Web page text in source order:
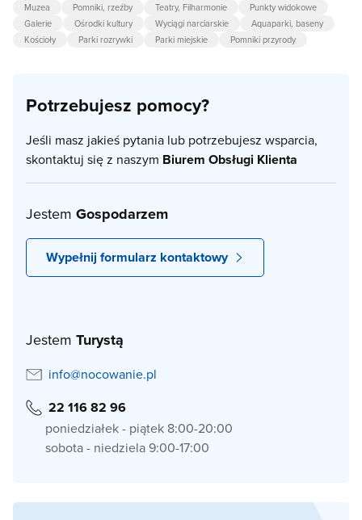
Muzea Pomniki, rzeźby Teatry, Filharmonie
Punkty widokowe
Galerie
Ośrodki kultury Wyciągi narciarskie
Aquaparki, baseny
Kościoły
Parki rozrywki Parki miejskie Pomniki przyrody
Potrzebujesz pomocy?
Jeśli masz jakieś pytania lub potrzebujesz wsparcia,
skontaktuj się z naszym Biurem Obsługi Klienta
Jestem Gospodarzem
Wypełnij formularz kontaktowy
Jestem Turystą
info@nocowanie.pl
22 116 82 96
poniedziałek - piątek 8:00-20:00
sobota - niedziela 9:00-17:00